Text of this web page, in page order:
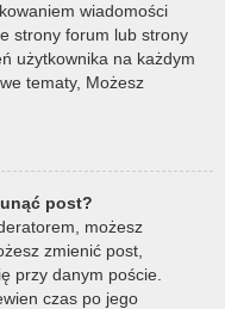
wiadomości
strony forum lub strony
użytkownika na każdym
tematy, Możesz
post?
możesz
zmienić post,
przy danym poście.
czas po jego